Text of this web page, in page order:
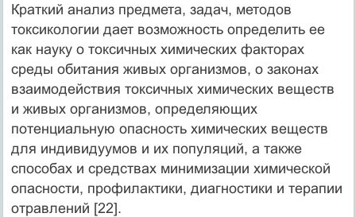
Краткий анализ предмета, задач, методов
токсикологии дает возможность определить ее
как науку о токсичных химических факторах
среды обитания живых организмов, о законах
взаимодействия токсичных химических веществ
и живых организмов, определяющих
потенциальную опасность химических веществ
для индивидуумов и их популяций, а также
способах и средствах минимизации химической
опасности, профилактики, диагностики и терапии
отравлений [22].